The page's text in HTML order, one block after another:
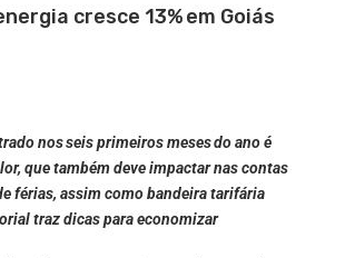
cresce 13% em Goiás
nos seis primeiros meses do ano é
que também deve impactar nas contas
férias, assim como bandeira tarifária
traz dicas para economizar